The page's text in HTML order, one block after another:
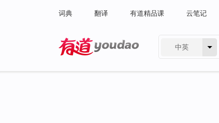
词典 翻译 有道精品课 云笔记
中英